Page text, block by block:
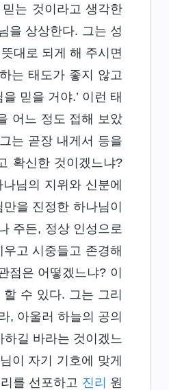
는 것이라고 생각한
을 상상한다. 그는 성
대로 되게 해 주시면
는 태도가 좋지 않고
믿을 거야.’ 이런 태
어느 정도 접해 보았
는 곧장 내게서 등을
확신한 것이겠느냐?
님의 지위와 신분에
을 진정한 하나님이
주든, 정상 인성으로
고 시중들고 존경해
은 어떻겠느냐? 이
수 있다. 그는 그리
, 아울러 하늘의 공의
길 바라는 것이겠느
이 자기 기호에 맞게
를 선포하고 진리 원